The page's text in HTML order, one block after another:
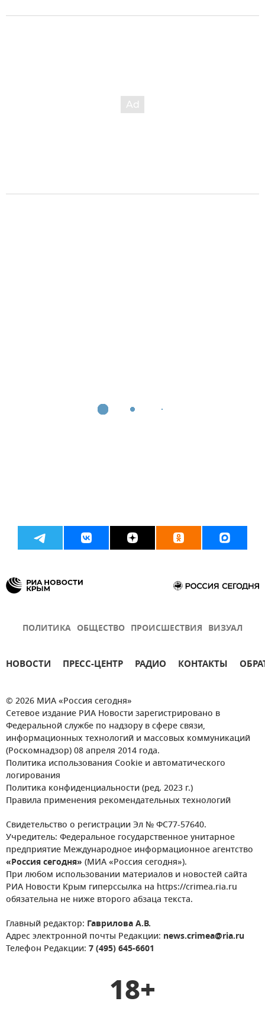
ПОЛИТИКА ОБЩЕСТВО ПРОИСШЕСТВИЯ ВИЗУАЛ
НОВОСТИ ПРЕСС-ЦЕНТР РАДИО КОНТАКТЫ
© 2026 МИА «Россия сегодня»
Сетевое издание РИА Новости зарегистрировано в
Федеральной службе по надзору в сфере связи,
информационных технологий и массовых коммуникаций
(Роскомнадзор) 08 апреля 2014 года.
Политика использования Cookie и автоматического
логирования
Политика конфиденциальности (ред. 2023 г.)
Правила применения рекомендательных технологий
Свидетельство о регистрации Эл № ФС77-57640.
Учредитель: Федеральное государственное унитарное
предприятие Международное информационное агентство
«Россия сегодня» (МИА «Россия сегодня»).
При любом использовании материалов и новостей сайта
РИА Новости Крым гиперссылка на https://crimea.ria.ru
обязательна не ниже второго абзаца текста.
Главный редактор: Гаврилова А.В.
Адрес электронной почты Редакции: news.crimea@ria.ru
Телефон Редакции: 7 (495) 645-6601
18+